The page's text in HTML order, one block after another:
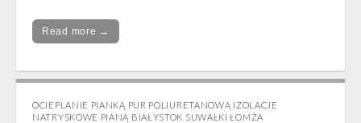
Read more →
OCIEPLANIE PIANKĄ PUR POLIURETANOWĄ IZOLACJE
NATRYSKOWE PIANĄ BIAŁYSTOK SUWAŁKI ŁOMŻA